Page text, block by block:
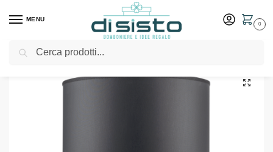
MENU
0
Home Shop Arredo casa